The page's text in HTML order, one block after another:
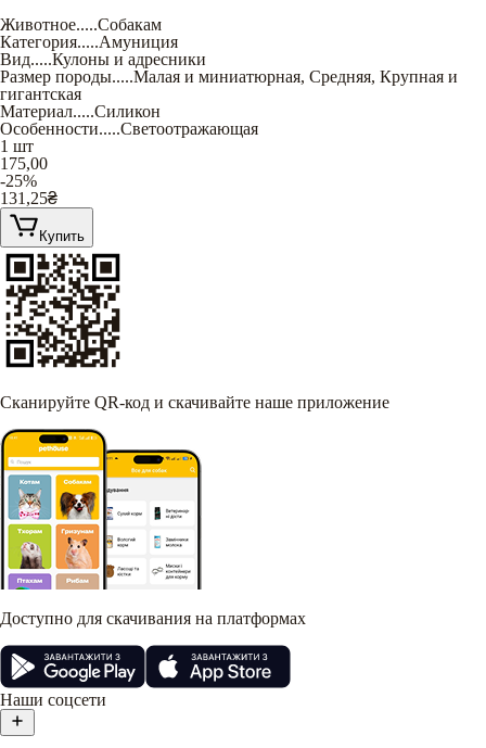
Животное.....Собакам
Категория.....Амуниция
Вид.....Кулоны и адресники
Размер породы.....Малая и миниатюрная, Средняя, Крупная и
гигантская
Материал.....Силикон
Особенности.....Светоотражающая
1 шт
175,00
-25%
131,25₴
Купить
Сканируйте QR-код и скачивайте наше приложение
Доступно для скачивания на платформах
Наши соцсети